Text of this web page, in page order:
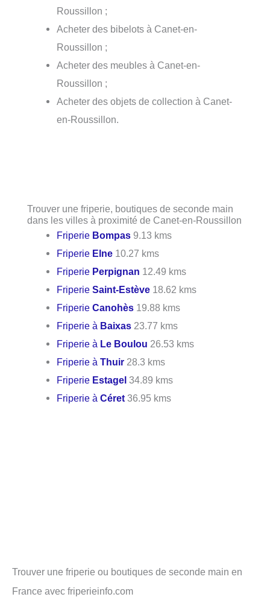
Roussillon ;
Acheter des bibelots à Canet-en-
Roussillon ;
Acheter des meubles à Canet-en-
Roussillon ;
Acheter des objets de collection à Canet-
en-Roussillon.
Trouver une friperie, boutiques de seconde main
dans les villes à proximité de Canet-en-Roussillon
Friperie Bompas 9.13 kms
Friperie Elne 10.27 kms
Friperie Perpignan 12.49 kms
FriperieSaint-Estève 18.62 kms
FriperieCanohès 19.88 kms
Friperie à Baixas 23.77 kms
Friperie à Le Boulou 26.53 kms
Friperie àThuir 28.3 kms
Friperie Estagel 34.89 kms
Friperie àCéret 36.95 kms
Trouver une friperie ou boutiques de seconde main en
France avec friperieinfo.com